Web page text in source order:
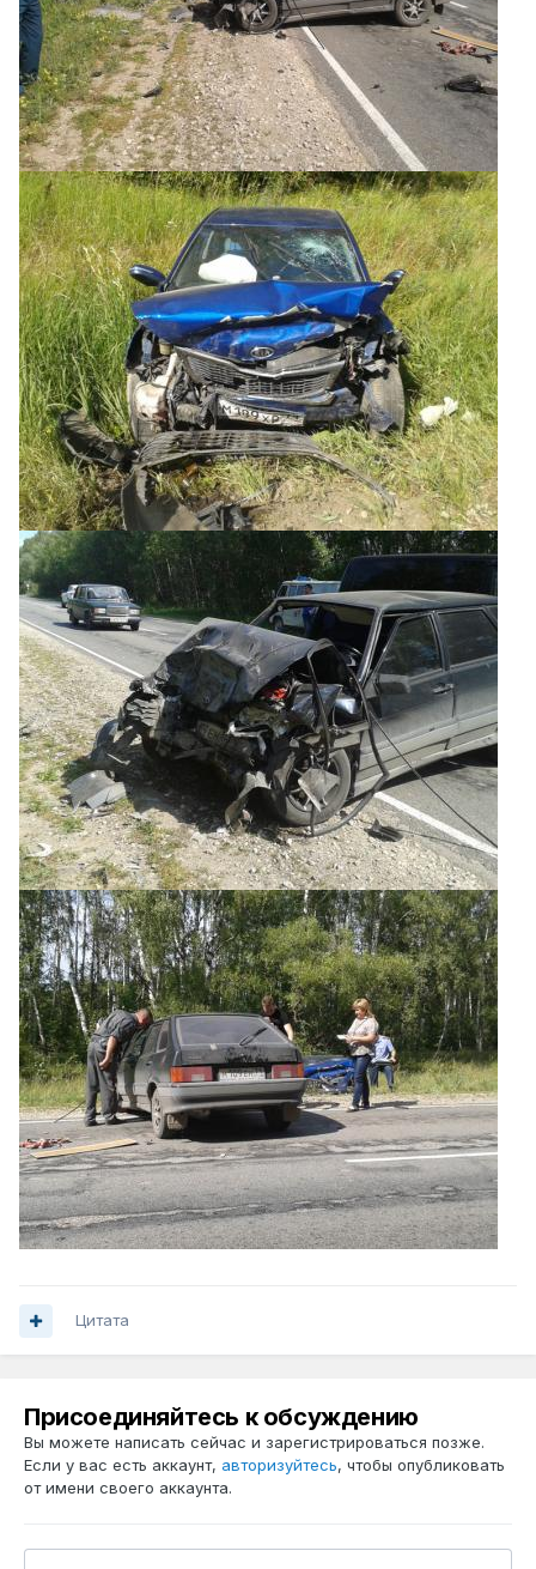
Цитата
Присоединяйтесь к обсуждению
Вы можете написать сейчас и зарегистрироваться позже.
Если у вас есть аккаунт, авторизуйтесь, чтобы опубликовать
от имени своего аккаунта.